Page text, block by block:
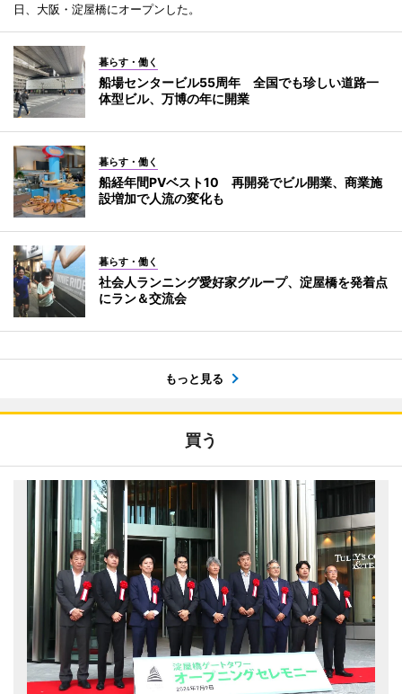
日、大阪・淀屋橋にオープンした。
暮らす・働く
船場センタービル55周年 全国でも珍しい道路一
体型ビル、万博の年に開業
暮らす・働く
船経年間PVベスト10 再開発でビル開業、商業施
設増加で人流の変化も
暮らす・働く
社会人ランニング愛好家グループ、淀屋橋を発着点
にラン＆交流会
もっと見る
買う